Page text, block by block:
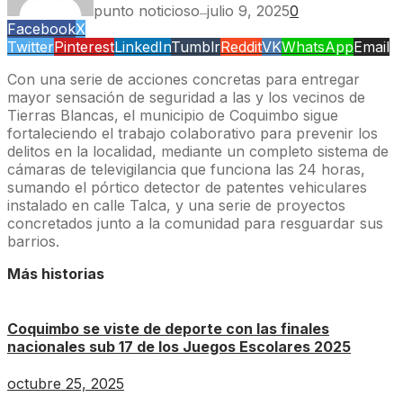
punto noticioso—julio 9, 20250
FacebookX
TwitterPinterestLinkedInTumblrRedditVKWhatsAppEmail
Con una serie de acciones concretas para entregar
mayor sensación de seguridad a las y los vecinos de
Tierras Blancas, el municipio de Coquimbo sigue
fortaleciendo el trabajo colaborativo para prevenir los
delitos en la localidad, mediante un completo sistema de
cámaras de televigilancia que funciona las 24 horas,
sumando el pórtico detector de patentes vehiculares
instalado en calle Talca, y una serie de proyectos
concretados junto a la comunidad para resguardar sus
barrios.
Más historias
Coquimbo se viste de deporte con las finales
nacionales sub 17 de los Juegos Escolares 2025
octubre 25, 2025